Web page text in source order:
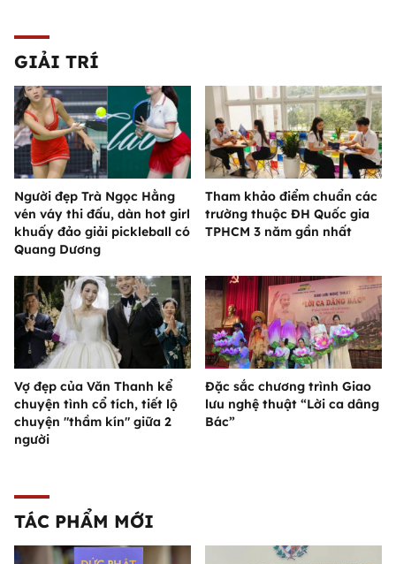
GIẢI TRÍ
Người đẹp Trà Ngọc Hằng
vén váy thi đấu, dàn hot girl
khuấy đảo giải pickleball có
Quang Dương
Tham khảo điểm chuẩn các
trường thuộc ĐH Quốc gia
TPHCM 3 năm gần nhất
Vợ đẹp của Văn Thanh kể
chuyện tình cổ tích, tiết lộ
chuyện "thầm kín" giữa 2
người
Đặc sắc chương trình Giao
lưu nghệ thuật “Lời ca dâng
Bác”
TÁC PHẨM MỚI